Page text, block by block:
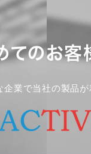
てのお客
企業で当社の製品が